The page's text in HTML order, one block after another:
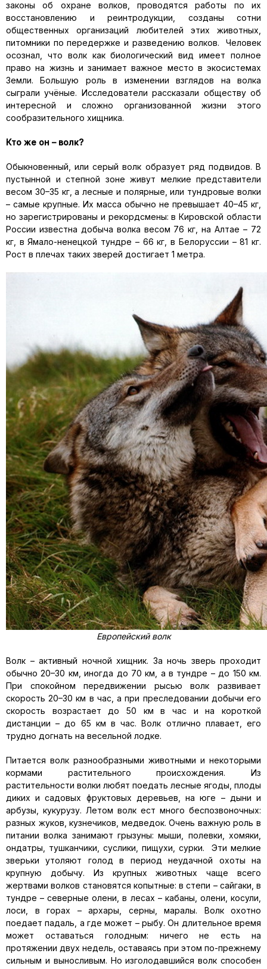
законы об охране волков, проводятся работы по их
восстановлению и реинтродукции, созданы сотни
общественных организаций любителей этих животных,
питомники по передержке и разведению волков. Человек
осознал, что волк как биологический вид имеет полное
право на жизнь и занимает важное место в экосистемах
Земли. Большую роль в изменении взглядов на волка
сыграли учёные. Исследователи рассказали обществу об
интересной и сложно организованной жизни этого
сообразительного хищника.
Кто же он – волк?
Обыкновенный, или серый волк образует ряд подвидов. В
пустынной и степной зоне живут мелкие представители
весом 30–35 кг, а лесные и полярные, или тундровые волки
– самые крупные. Их масса обычно не превышает 40–45 кг,
но зарегистрированы и рекордсмены: в Кировской области
России известна добыча волка весом 76 кг, на Алтае – 72
кг, в Ямало-ненецкой тундре – 66 кг, в Белоруссии – 81 кг.
Рост в плечах таких зверей достигает 1 метра.
Европейский волк
Волк – активный ночной хищник. За ночь зверь проходит
обычно 20–30 км, иногда до 70 км, а в тундре – до 150 км.
При спокойном передвижении рысью волк развивает
скорость 20–30 км в час, а при преследовании добычи его
скорость возрастает до 50 км в час и на короткой
дистанции – до 65 км в час. Волк отлично плавает, его
трудно догнать на весельной лодке.
Питается волк разнообразными животными и некоторыми
кормами растительного происхождения. Из
растительности волки любят поедать лесные ягоды, плоды
диких и садовых фруктовых деревьев, на юге – дыни и
арбузы, кукурузу. Летом волк ест много беспозвоночных:
разных жуков, кузнечиков, медведок. Очень важную роль в
питании волка занимают грызуны: мыши, полевки, хомяки,
ондатры, тушканчики, суслики, пищухи, сурки. Эти мелкие
зверьки утоляют голод в период неудачной охоты на
крупную добычу. Из крупных животных чаще всего
жертвами волков становятся копытные: в степи – сайгаки, в
тундре – северные олени, в лесах – кабаны, олени, косули,
лоси, в горах – архары, серны, маралы. Волк охотно
поедает падаль, а где может – рыбу. Он длительное время
может оставаться голодным: ничего не есть на
протяжении двух недель, оставаясь при этом по-прежнему
сильным и выносливым. Но изголодавшийся волк способен